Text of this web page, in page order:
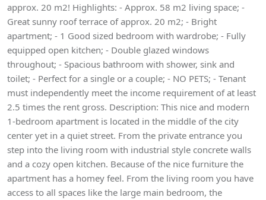
approx. 20 m2! Highlights: - Approx. 58 m2 living space; -
Great sunny roof terrace of approx. 20 m2; - Bright
apartment; - 1 Good sized bedroom with wardrobe; - Fully
equipped open kitchen; - Double glazed windows
throughout; - Spacious bathroom with shower, sink and
toilet; - Perfect for a single or a couple; - NO PETS; - Tenant
must independently meet the income requirement of at least
2.5 times the rent gross. Description: This nice and modern
1-bedroom apartment is located in the middle of the city
center yet in a quiet street. From the private entrance you
step into the living room with industrial style concrete walls
and a cozy open kitchen. Because of the nice furniture the
apartment has a homey feel. From the living room you have
access to all spaces like the large main bedroom, the